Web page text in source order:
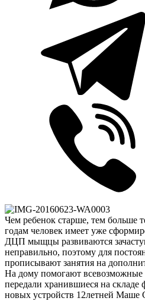
Чем ребенок старше, тем больше
годам человек имеет уже
ДЦП мыщцы развиваются
неправильно, поэтому для
прописывают занятия на
На дому помогают всевозможные
передали хранившиеся на складе
новых устройств 12летней Маше